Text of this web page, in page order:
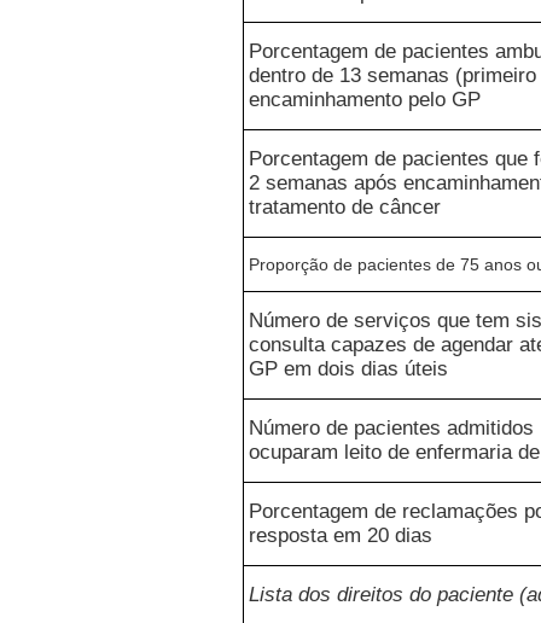
Porcentagem de pacientes
dentro de 13 semanas
encaminhamento pelo GP
Porcentagem de pacientes que
2 semanas após
tratamento de câncer
Proporção de pacientes de 75 anos
Número de serviços que tem
consulta capazes de agendar
GP em dois dias úteis
Número de pacientes
ocuparam leito de enfermaria
Porcentagem de reclamações
resposta em 20 dias
Lista dos direitos do paciente